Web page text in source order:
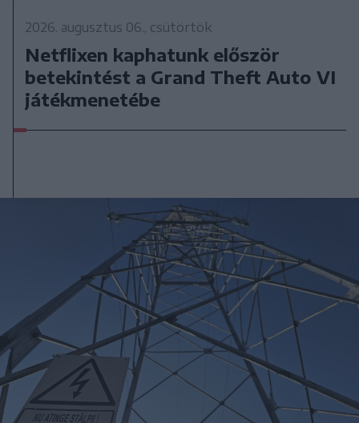
2026. augusztus 06., csütörtök
Netflixen kaphatunk először
betekintést a Grand Theft Auto VI
játékmenetébe